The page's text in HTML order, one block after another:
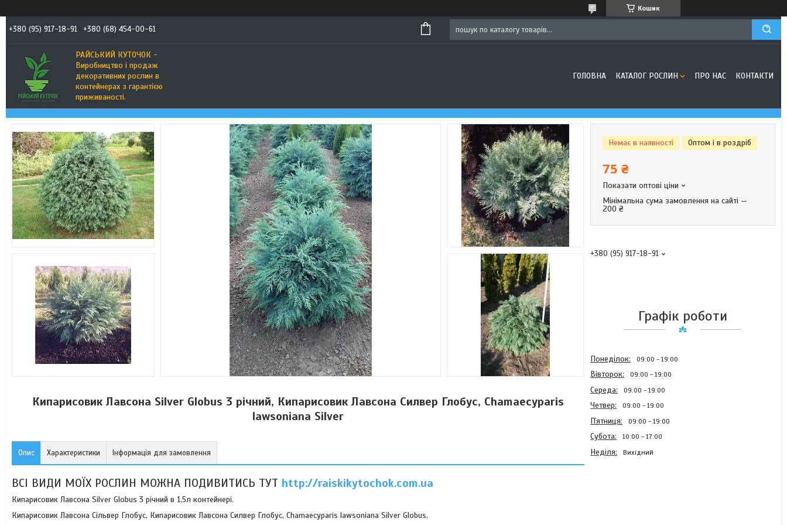
Кошик
+380 (95) 917-18-91 +380 (68) 454-00-61
РАЙСЬКИЙ КУТОЧОК -
Виробництво і продаж
декоративних рослин в
контейнерах з гарантією
приживаності.
ГОЛОВНА КАТАЛОГ РОСЛИН ПРО НАС КОНТАКТИ
Кипарисовик Лавсона Silver Globus 3 річний, Кипарисовик Лавсона Силвер Глобус, Chamaecyparis
lawsoniana Silver
Опис Характеристики Інформація для замовлення
ВСІ ВИДИ МОЇХ РОСЛИН МОЖНА ПОДИВИТИСЬ ТУТ http://raiskikytochok.com.ua
Кипарисовик Лавсона Silver Globus 3 річний в 1,5л контейнері.
Кипарисовик Лавсона Сільвер Глобус, Кипарисовик Лавсона Силвер Глобус, Chamaecyparis lawsoniana Silver Globus,
Немає в наявності Оптом і в роздріб
75 ₴
Показати оптові ціни
Мінімальна сума замовлення на сайті —
200 ₴
+380 (95) 917-18-91
Графік роботи
Понеділок 09:00 19:00
Вівторок 09:00 19:00
Середа 09:00 19:00
Четвер 09:00 19:00
Пʼятниця 09:00 19:00
Субота 10:00 17:00
Неділя Вихідний